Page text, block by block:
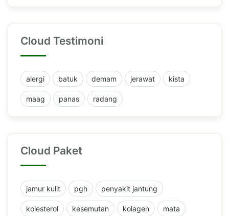
Cloud Testimoni
alergi batuk demam jerawat kista
maag panas radang
Cloud Paket
jamur kulit pgh penyakit jantung
kolesterol kesemutan kolagen mata